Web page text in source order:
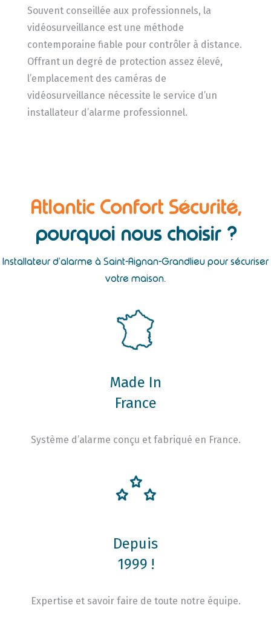
Souvent conseillée aux professionnels, la
vidéosurveillance est une méthode
contemporaine fiable pour contrôler à distance.
Offrant un degré de protection assez élevé,
l’emplacement des caméras de
vidéosurveillance nécessite le service d’un
installateur d’alarme professionnel.
Atlantic Confort Sécurité,
pourquoi nous choisir ?
Installateur d’alarme à Saint-Aignan-Grandlieu pour sécuriser
votre maison.
Made In
France
Système d’alarme conçu et fabriqué en France.
Depuis
1999 !
Expertise et savoir faire de toute notre équipe.